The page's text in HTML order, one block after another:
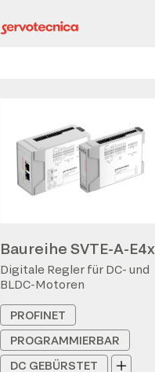
Baureihe SVTE-A-E4x
Digitale Regler für DC- und
BLDC-Motoren
PROFINET
PROGRAMMIERBAR
DC GEBÜRSTET